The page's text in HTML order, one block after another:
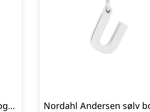
Nordahl Andersen 14 kt bogstav A